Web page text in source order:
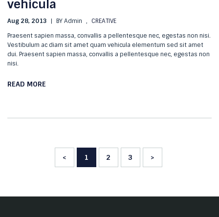
vehicula
Aug 28, 2013 | BY Admin , CREATIVE
Praesent sapien massa, convallis a pellentesque nec, egestas non nisi.
Vestibulum ac diam sit amet quam vehicula elementum sed sit amet
dui. Praesent sapien massa, convallis a pellentesque nec, egestas non
nisi.
READ MORE
< 1 2 3 >